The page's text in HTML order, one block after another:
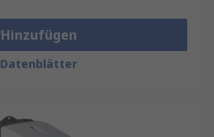
Hinzufügen
Datenblätter